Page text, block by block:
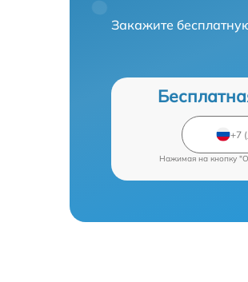
Закажите
Нажимая на кнопку